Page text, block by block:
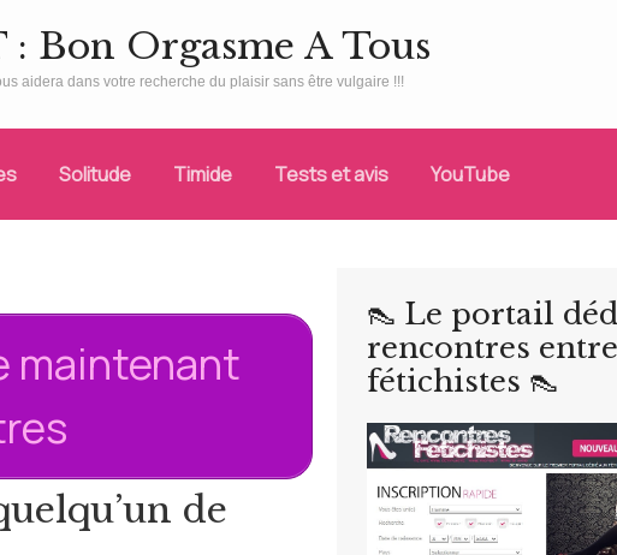
: Bon Orgasme A Tous
aidera dans votre recherche du plaisir sans être vulgaire !!!
Solitude Timide Tests et avis YouTube
maintenant
de
👠 Le portail
rencontres entre
fétichistes 👠